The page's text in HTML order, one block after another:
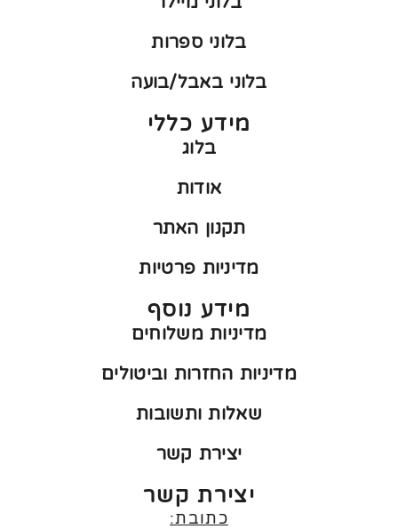
בלוני ספרות
בלוני באבל/בועה
מידע כללי
בלוג
אודות
תקנון האתר
מדיניות פרטיות
מידע נוסף
מדיניות משלוחים
מדיניות החזרות וביטולים
שאלות ותשובות
יצירת קשר
יצירת קשר
כתובת: